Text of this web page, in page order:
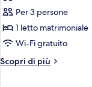
foto
per
Suite
Junior
Per 3 persone
1 letto matrimoniale
Wi-Fi gratuito
Scopri di più
Altri